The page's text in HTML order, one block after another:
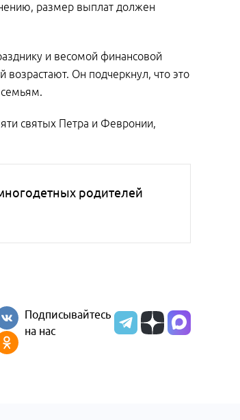
размер выплат должен
и весомой финансовой
Он подчеркнул, что это
святых Петра и Февронии,
родителей
Подписывайтесь
на нас